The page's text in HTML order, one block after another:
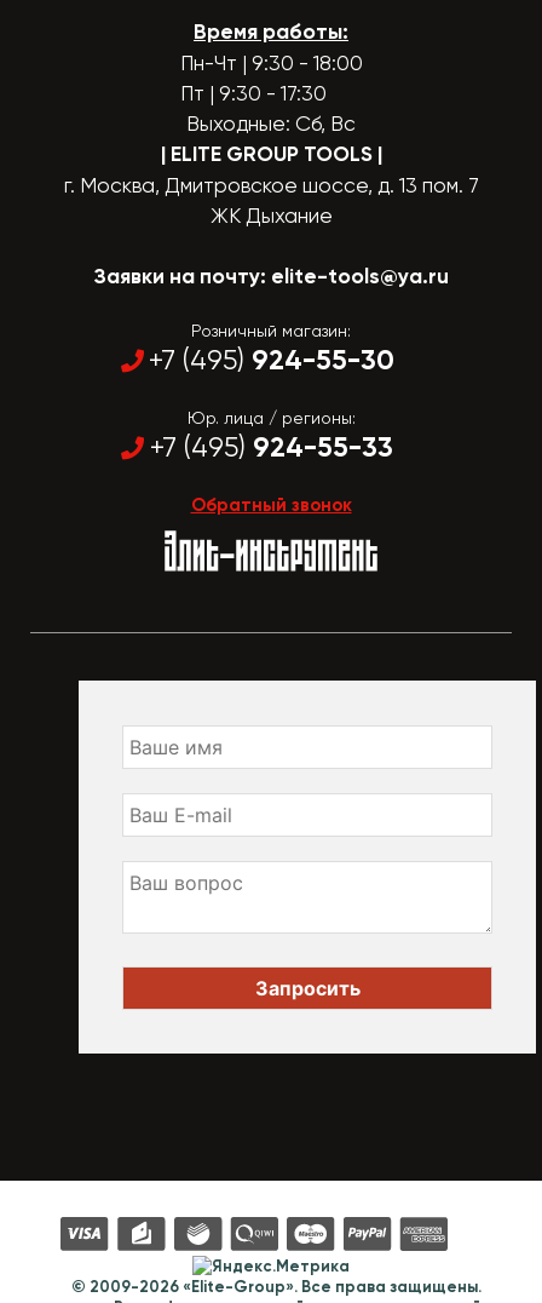
Время работы:
Пн-Чт | 9:30 - 18:00
Пт | 9:30 - 17:30
Выходные: Сб, Вс
| ELITE GROUP TOOLS |
г. Москва, Дмитровское шоссе, д. 13 пом. 7
ЖК Дыхание
Заявки на почту: elite-tools@ya.ru
Розничный магазин:
+7 (495) 924-55-30
Юр. лица / регионы:
+7 (495) 924-55-33
Обратный звонок
© 2009-2026 «Elite-Group». Все права защищены.